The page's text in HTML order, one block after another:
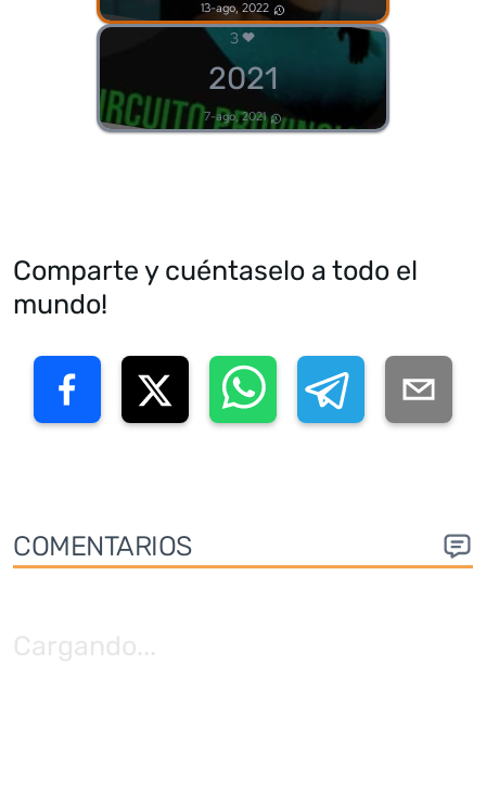
13-ago, 2022
3
2021
7-ago, 2021
Comparte y cuéntaselo a todo el
mundo!
COMENTARIOS
Cargando...